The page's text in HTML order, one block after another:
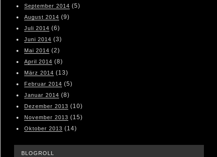
September 2014 (5)
August 2014 (9)
Juli 2014 (6)
Juni 2014 (3)
Mai 2014 (2)
April 2014 (8)
März 2014 (13)
Februar 2014 (5)
Januar 2014 (8)
Dezember 2013 (10)
November 2013 (15)
Oktober 2013 (14)
BLOGROLL